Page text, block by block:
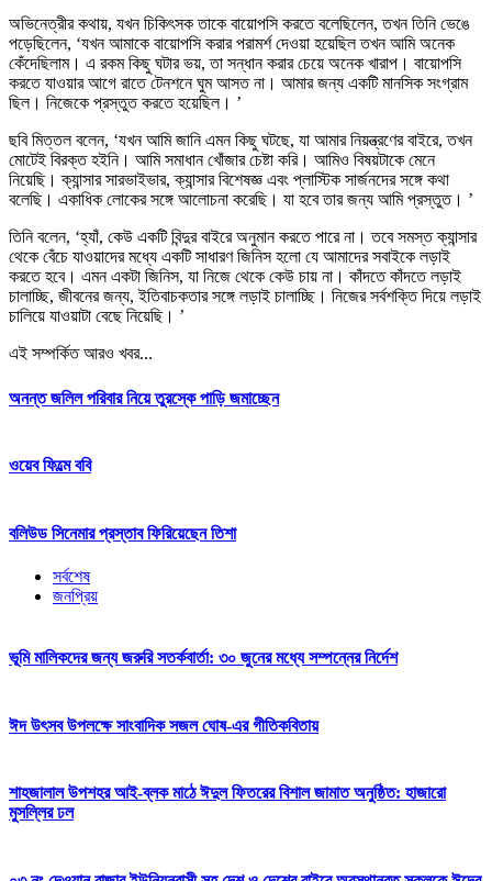
অভিনেত্রীর কথায়, যখন চিকিৎসক তাকে বায়োপসি করতে বলেছিলেন, তখন তিনি ভেঙে
পড়েছিলেন, ‘যখন আমাকে বায়োপসি করার পরামর্শ দেওয়া হয়েছিল তখন আমি অনেক
কেঁদেছিলাম। এ রকম কিছু ঘটার ভয়, তা সন্ধান করার চেয়ে অনেক খারাপ। বায়োপসি
করতে যাওয়ার আগে রাতে টেনশনে ঘুম আসত না। আমার জন্য একটি মানসিক সংগ্রাম
ছিল। নিজেকে প্রস্তুত করতে হয়েছিল। ’
ছবি মিত্তল বলেন, ‘যখন আমি জানি এমন কিছু ঘটছে, যা আমার নিয়ন্ত্রণের বাইরে, তখন
মোটেই বিরক্ত হইনি। আমি সমাধান খোঁজার চেষ্টা করি। আমিও বিষয়টাকে মেনে
নিয়েছি। ক্যান্সার সারভাইভার, ক্যান্সার বিশেষজ্ঞ এবং প্লাস্টিক সার্জনদের সঙ্গে কথা
বলেছি। একাধিক লোকের সঙ্গে আলোচনা করেছি। যা হবে তার জন্য আমি প্রস্তুত। ’
তিনি বলেন, ‘হ্যাঁ, কেউ একটি বিন্দুর বাইরে অনুমান করতে পারে না। তবে সমস্ত ক্যান্সার
থেকে বেঁচে যাওয়াদের মধ্যে একটি সাধারণ জিনিস হলো যে আমাদের সবাইকে লড়াই
করতে হবে। এমন একটা জিনিস, যা নিজে থেকে কেউ চায় না। কাঁদতে কাঁদতে লড়াই
চালাচ্ছি, জীবনের জন্য, ইতিবাচকতার সঙ্গে লড়াই চালাচ্ছি। নিজের সর্বশক্তি দিয়ে লড়াই
চালিয়ে যাওয়াটা বেছে নিয়েছি। ’
এই সম্পর্কিত আরও খবর...
অনন্ত জলিল পরিবার নিয়ে তুরস্কে পাড়ি জমাচ্ছেন
ওয়েব ফিল্মে ববি
বলিউড সিনেমার প্রস্তাব ফিরিয়েছেন তিশা
সর্বশেষ
জনপ্রিয়
ভূমি মালিকদের জন্য জরুরি সতর্কবার্তা: ৩০ জুনের মধ্যে সম্পন্নের নির্দেশ
ঈদ উৎসব উপলক্ষে সাংবাদিক সজল ঘোষ-এর গীতিকবিতায়
শাহজালাল উপশহর আই-ব্লক মাঠে ঈদুল ফিতরের বিশাল জামাত অনুষ্ঠিত: হাজারো
মুসল্লির ঢল